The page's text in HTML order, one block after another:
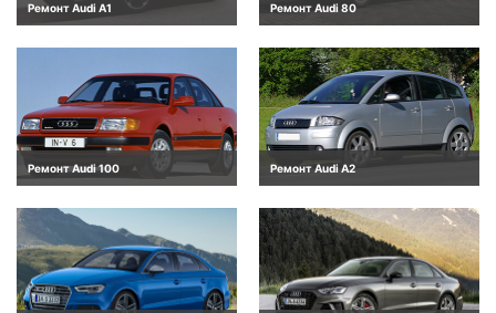
Ремонт Audi A1 Ремонт Audi 80
Ремонт Audi 100 Ремонт Audi A2